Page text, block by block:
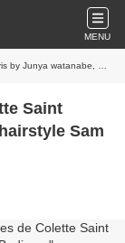
MENU
hairstyle Sam Badiene
Saint
Sam